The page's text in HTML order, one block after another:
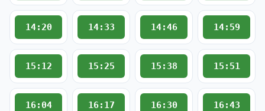
14:20 14:33 14:46 14:59
15:12 15:25 15:38 15:51
16:04 16:17 16:30 16:43